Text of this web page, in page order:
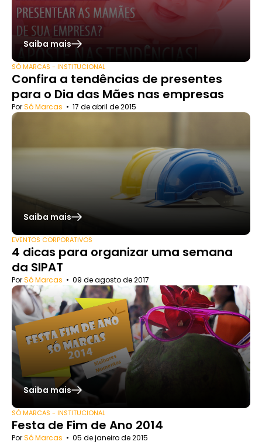
Saiba mais
SÓ MARCAS - INSTITUCIONAL
Confira a tendências de presentes
para o Dia das Mães nas empresas
PorSó Marcas • 17 de abril de 2015
Saiba mais
EVENTOS CORPORATIVOS
4 dicas para organizar uma semana
da SIPAT
PorSó Marcas • 09 de agosto de 2017
Saiba mais
SÓ MARCAS - INSTITUCIONAL
Festa de Fim de Ano 2014
PorSó Marcas • 05 de janeiro de 2015